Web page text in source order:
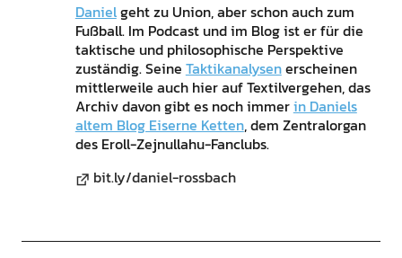
Danielgeht zu Union, aber schon auch zum
Fußball. Im Podcast und im Blog ist er für die
taktische und philosophische Perspektive
zuständig. Seine Taktikanalysenerscheinen
mittlerweile auch hier auf Textilvergehen, das
Archiv davon gibt es noch immerin Daniels
altem Blog Eiserne Ketten, dem Zentralorgan
des Eroll-Zejnullahu-Fanclubs.
bit.ly/daniel-rossbach